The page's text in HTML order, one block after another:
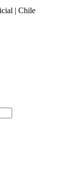
| Chile